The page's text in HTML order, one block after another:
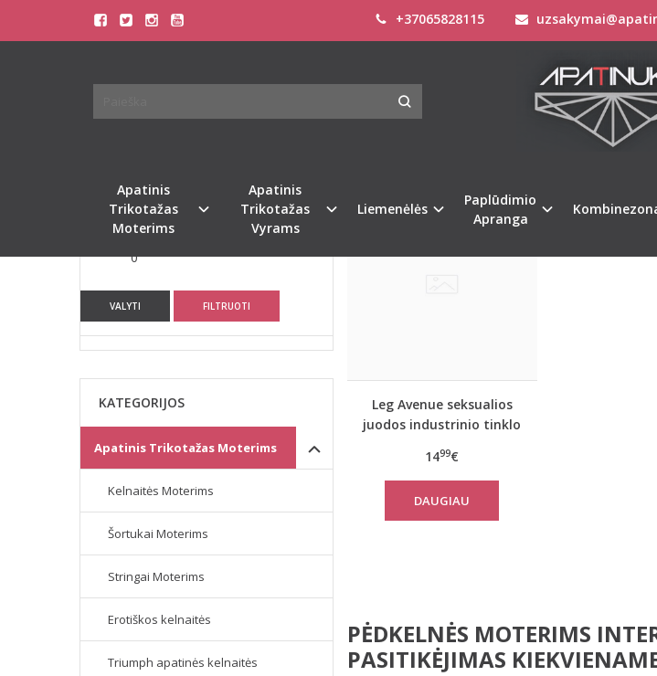
+37065828115
Apatinis
Trikotažas
Moterims
Apatinis
Trikotažas
Vyrams
Liemenėlės
Paplūdimio
Apranga
PĖDKELNĖS
Apatinis Trikotažas Moterims
Naujiena
Leg Avenue seksualios
juodos industrinio tinklo
1499€
DAUGIAU
PĖDKELNĖS MOTERIMS
PASITIKĖJIMAS
Gamintojas
Leg Avenue
0
VALYTI FILTRUOTI
KATEGORIJOS
Apatinis Trikotažas Moterims
Kelnaitės Moterims
Šortukai Moterims
Stringai Moterims
Erotiškos kelnaitės
Triumph apatinės kelnaitės